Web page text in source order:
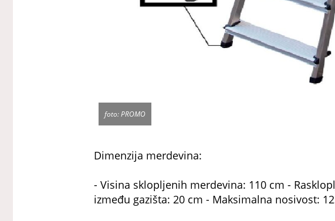
foto: PROMO
Dimenzija merdevina:
- Visina sklopljenih merdevina: 110 cm -
između gazišta: 20 cm - Maksimalna nosivost: